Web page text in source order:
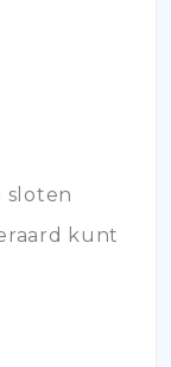
sloten
kunt